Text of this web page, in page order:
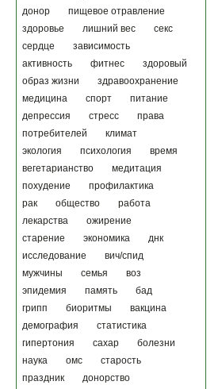
донор
пищевое отравление
здоровье
лишний вес
секс
сердце
зависимость
активность
фитнес
здоровый
образ жизни
здравоохранение
медицина
спорт
питание
депрессия
стресс
права
потребителей
климат
экология
психология
время
вегетарианство
медитация
похудение
профилактика
рак
общество
работа
лекарства
ожирение
старение
экономика
днк
исследование
вич/спид
мужчины
семья
воз
эпидемия
память
бад
грипп
биоритмы
вакцина
демография
статистика
гипертония
сахар
болезни
наука
омс
старость
праздник
донорство